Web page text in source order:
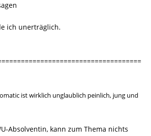
ich unerträglich.
ist wirklich unglaublich peinlich, jung und
Absolventin, kann zum Thema nichts